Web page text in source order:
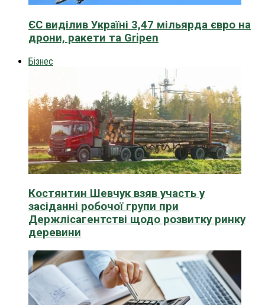
ЄС виділив Україні 3,47 мільярда євро на
дрони, ракети та Gripen
Бізнес
Костянтин Шевчук взяв участь у
засіданні робочої групи при
Держлісагентстві щодо розвитку ринку
деревини